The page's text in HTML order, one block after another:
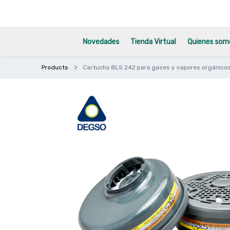
Novedades Tienda Virtual Quienes
Products Cartucho BLS 242 para gases y vapores